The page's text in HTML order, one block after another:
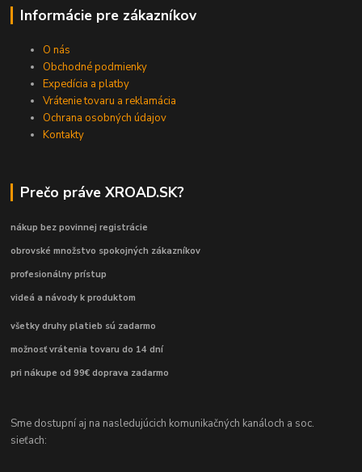
Informácie pre zákazníkov
O nás
Obchodné podmienky
Expedícia a platby
Vrátenie tovaru a reklamácia
Ochrana osobných údajov
Kontakty
Prečo práve XROAD.SK?
nákup bez povinnej registrácie
obrovské množstvo spokojných zákazníkov
profesionálny prístup
videá a návody k produktom
všetky druhy platieb sú zadarmo
možnosť vrátenia tovaru do 14 dní
pri nákupe od 99€ doprava zadarmo
Sme dostupní aj na nasledujúcich komunikačných kanáloch a soc.
sieťach: